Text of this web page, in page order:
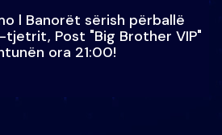
l Banorët sërish përballë
tjetrit, Post "Big Brother VIP"
ora 21:00!